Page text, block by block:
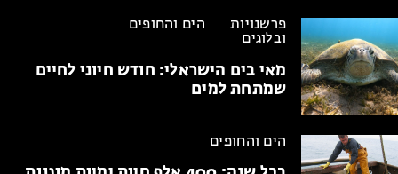
פרשנויות
ובלוגים
הים והחופים
מאי בים הישראלי: חודש חיוני לחיים
שמתחת למים
הים והחופים